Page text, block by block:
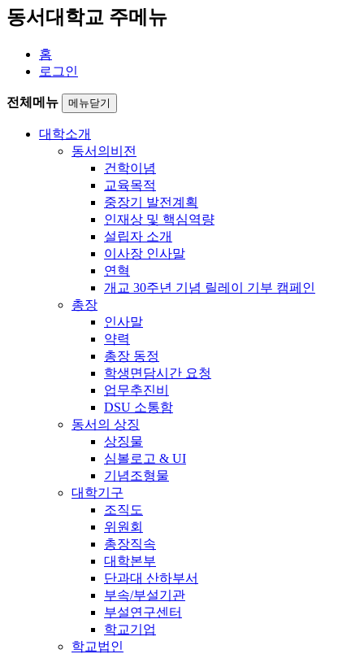
동서대학교 주메뉴
홈
로그인
전체메뉴 메뉴닫기
대학소개
동서의비전
건학이념
교육목적
중장기 발전계획
인재상 및 핵심역량
설립자 소개
이사장 인사말
연혁
개교 30주년 기념 릴레이 기부 캠페인
총장
인사말
약력
총장 동정
학생면담시간 요청
업무추진비
DSU 소통함
동서의 상징
상징물
심볼로고 & UI
기념조형물
대학기구
조직도
위원회
총장직속
대학본부
단과대 산하부서
부속/부설기관
부설연구센터
학교기업
학교법인